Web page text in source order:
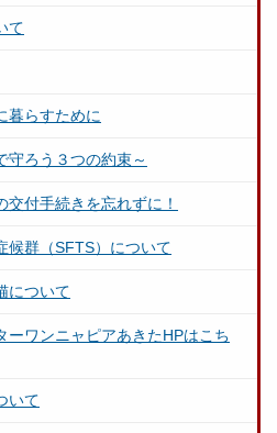
て
暮らすために
守ろう３つの約束～
付手続きを忘れずに！
候群（SFTS）について
について
ーワンニャピアあきた HPはこち
いて